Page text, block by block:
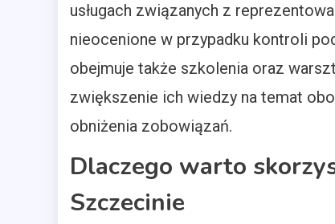
usługach związanych z
nieocenione w przypadku kontroli
obejmuje także szkolenia oraz
zwiększenie ich wiedzy na temat
obniżenia zobowiązań.
Dlaczego warto
Szczecinie